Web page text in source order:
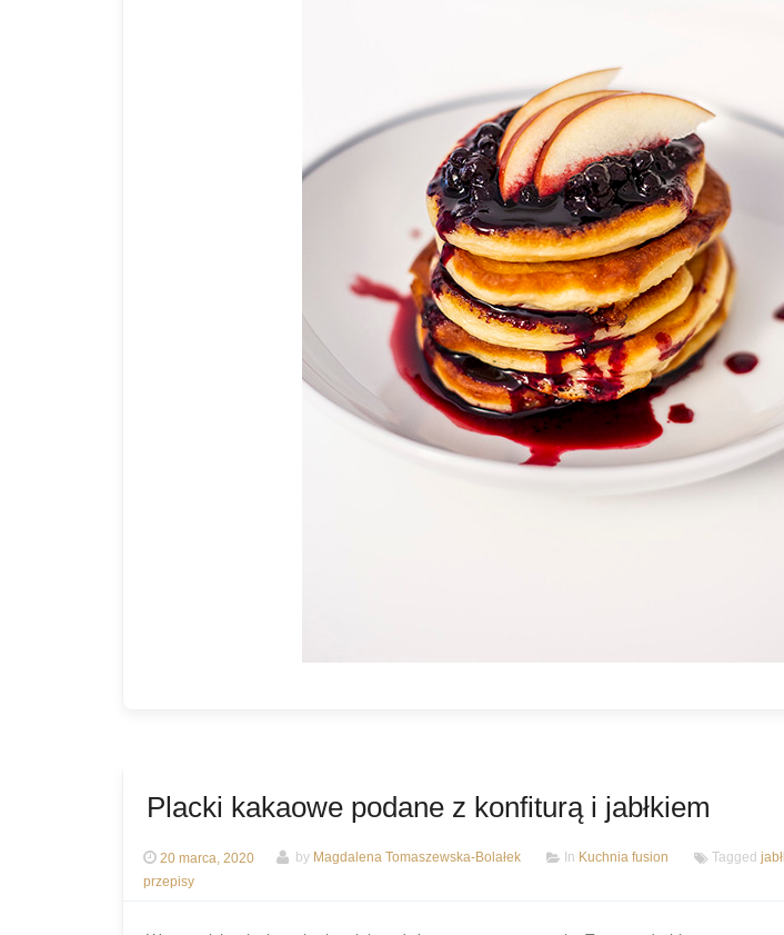
Placki kakaowe podane z konfiturą i jabłkiem
20 marca, 2020 by Magdalena Tomaszewska-Bolałek In Kuchnia fusion Tagged
przepisy